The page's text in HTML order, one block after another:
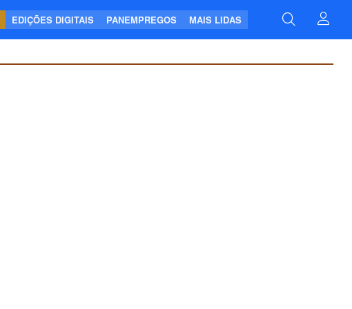
EDIÇÕES DIGITAIS PANEMPREGOS MAIS LIDAS